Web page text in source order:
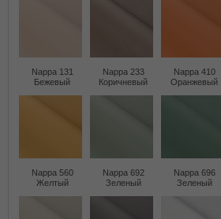
Nappa 131
Бежевый
Nappa 233
Коричневый
Nappa 410
Оранжевый
Nappa 560
Желтый
Nappa 692
Зеленый
Nappa 696
Зеленый